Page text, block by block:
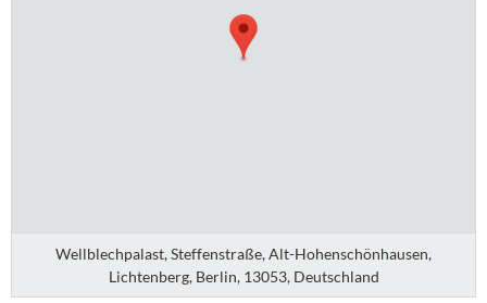
Wellblechpalast, Steffenstraße, Alt-Hohenschönhausen,
Lichtenberg, Berlin, 13053, Deutschland